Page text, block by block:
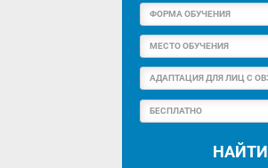
ФОРМА ОБУЧЕНИЯ
МЕСТО ОБУЧЕНИЯ
АДАПТАЦИЯ ДЛЯ ЛИЦ С ОВЗ
БЕСПЛАТНО
НАЙТИ